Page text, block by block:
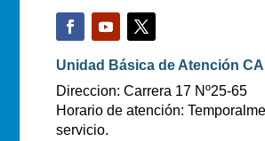
Unidad Básica de Atención
Direccion: Carrera 17 Nº25-65
Horario de atención:
servicio.